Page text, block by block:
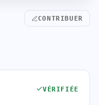
CONTRIBUER
VÉRIFIÉE